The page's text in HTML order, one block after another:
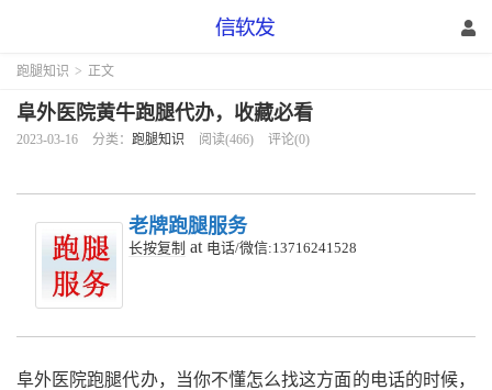
跑腿知识 > 正文
阜外医院黄牛跑腿代办，收藏必看
2023-03-16 分类： 跑腿知识 阅读(466) 评论(0)
老牌跑腿服务
长按复制 at 电话/微信:13716241528
阜外医院跑腿代办，当你不懂怎么找这方面的电话的时候，